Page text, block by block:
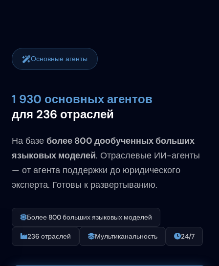
Основные агенты
1 930 основных агентов
для 236 отраслей
На базе более 800 дообученных больших
языковых моделей. Отраслевые ИИ-агенты
— от агента поддержки до юридического
эксперта. Готовы к развертыванию.
Более 800 больших языковых моделей
236 отраслей Мультиканальность 24/7